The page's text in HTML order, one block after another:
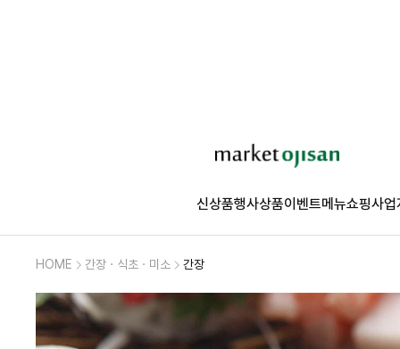
신상품행사상품이벤트메뉴쇼핑사업
HOME 간장ㆍ식초ㆍ미소 간장